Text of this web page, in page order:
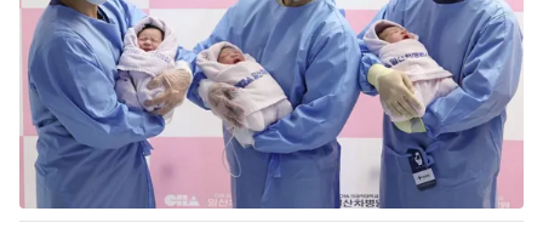
Chất lượng cuộc sống
Học trực tuyến
Công nghệ
Hitech Công nghệ tương lai
Sản phẩm
Thị trường
Tư vấn
Giao lưu trực tuyến
Lịch phát sóng